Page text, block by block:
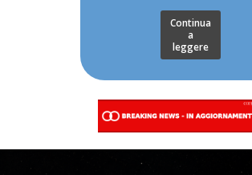
Continua
a
leggere